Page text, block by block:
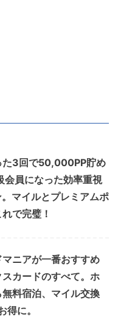
た3回で50,000PP貯め
会員になった効率重視
マイルとプレミアムポ
で完璧！
ニアが一番おすすめ
カードのすべて。ホ
料宿泊、マイル交換
得に。